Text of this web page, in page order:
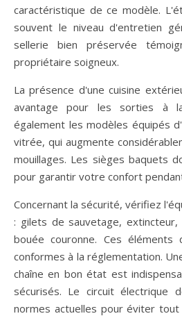
caractéristique de ce modèle.
souvent le niveau d'entretien
sellerie bien préservée
propriétaire soigneux.
La présence d'une cuisine
avantage pour les sorties à la
également les modèles équipés
vitrée, qui augmente
mouillages. Les sièges baquets
pour garantir votre confort
Concernant la sécurité, vérifiez
: gilets de sauvetage,
bouée couronne. Ces
conformes à la réglementation.
chaîne en bon état est
sécurisés. Le circuit électrique
normes actuelles pour éviter